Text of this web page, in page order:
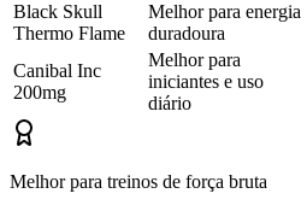
Black Skull
Thermo Flame
Melhor para energia
duradoura
Canibal Inc
200mg
Melhor para
iniciantes e uso
diário
Melhor para treinos de força bruta